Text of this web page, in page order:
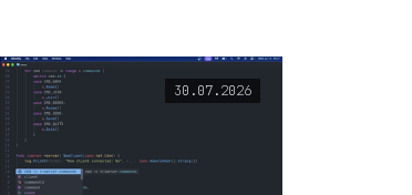
30.07.2026